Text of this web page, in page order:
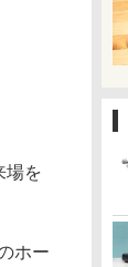
場を
ホー